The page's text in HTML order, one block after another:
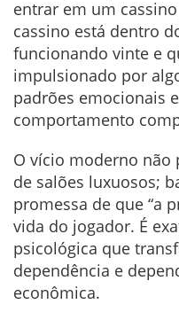
entrar em um
cassino está dentro
funcionando vinte e
impulsionado por
padrões emocionais
comportamento
O vício moderno não
de salões luxuosos;
promessa de que “a
vida do jogador. É
psicológica que
dependência e
econômica.